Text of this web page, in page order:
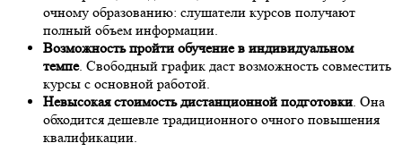
очному образованию: слушатели курсов получают
полный объем информации.
Возможность пройти обучение в индивидуальном
темпе. Свободный график даст возможность совместить
курсы с основной работой.
Невысокая стоимость дистанционной подготовки. Она
обходится дешевле традиционного очного повышения
квалификации.